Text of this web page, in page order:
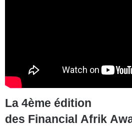
La 4ème édition
des Financial Afrik